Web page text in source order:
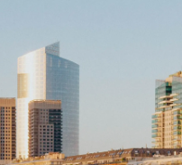
uitbesteden
solutions voor groeiende